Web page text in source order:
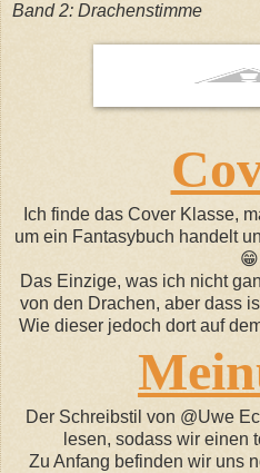
Band 2: Drachenstimme
Ich finde das Cover Klasse,
um ein Fantasybuch handelt
😁
Das Einzige, was ich nicht
von den Drachen, aber dass
Wie dieser jedoch dort auf
Der Schreibstil von @Uwe
lesen, sodass wir einen
Zu Anfang befinden wir uns